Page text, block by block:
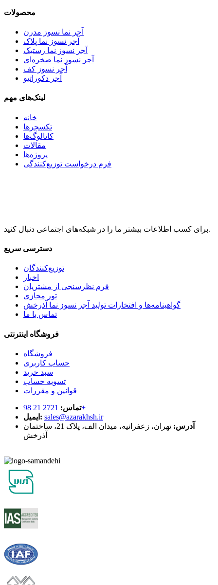
محصولات
آجر نما نسوز مدرن
آجر نسوز نما پلاک
آجر نسوز نما رستیک
آجر نسوز نما صخره‌ای
آجر نسوز کف
آجر دکوراتیو
لینک‌های مهم
خانه
تکسچرها
کاتالوگ‌ها
مقالات
پروژه‌ها
فرم درخواست توزیع‌کنندگی
برای کسب اطلاعات بیشتر ما را در شبکه‌های اجتماعی دنبال کنید.
دسترسی سریع
توزیع‌کنندگان
اخبار
فرم نظرسنجی از مشتریان
تور مجازی
گواهینامه‌ها و افتخارات تولید آجر نسوز نما آذرخش
تماس با ما
فروشگاه اینترنتی
فروشگاه
حساب کاربری
سبد خرید
تسویه حساب
قوانین و مقررات
تماس:2721 21 98+
ایمیل: sales@azarakhsh.ir
آدرس:
تهران، زعفرانیه، میدان الف، پلاک 21، ساختمان
آذرخش